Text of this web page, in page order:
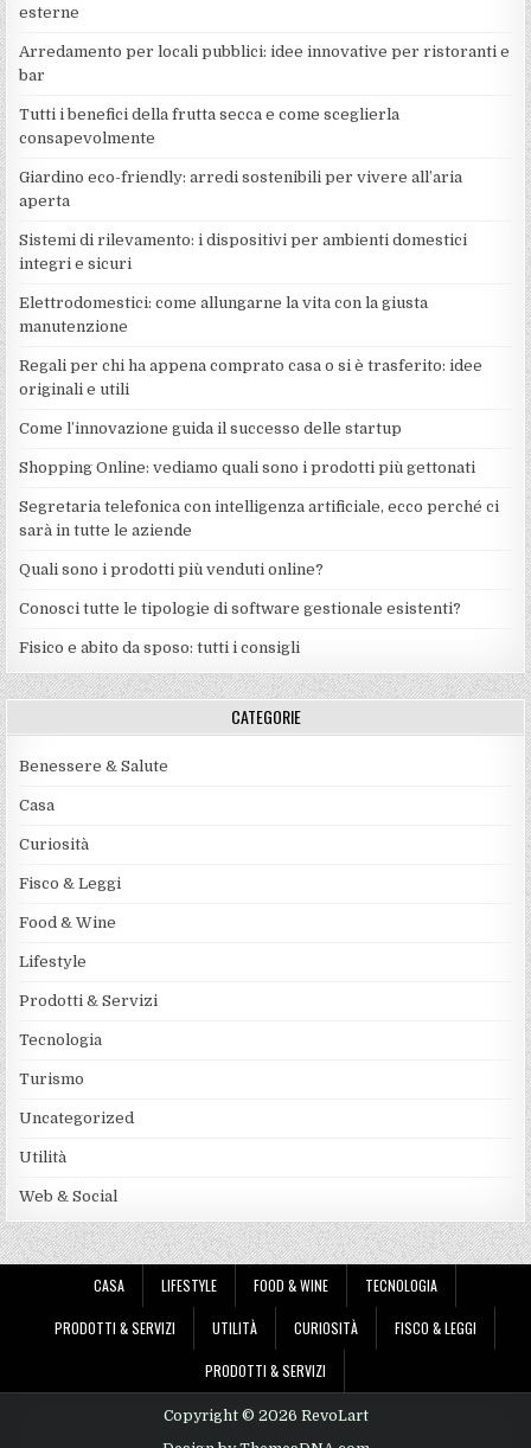
esterne
Arredamento per locali pubblici: idee innovative per ristoranti e
bar
Tutti i benefici della frutta secca e come sceglierla
consapevolmente
Giardino eco-friendly: arredi sostenibili per vivere all’aria
aperta
Sistemi di rilevamento: i dispositivi per ambienti domestici
integri e sicuri
Elettrodomestici: come allungarne la vita con la giusta
manutenzione
Regali per chi ha appena comprato casa o si è trasferito: idee
originali e utili
Come l’innovazione guida il successo delle startup
Shopping Online: vediamo quali sono i prodotti più gettonati
Segretaria telefonica con intelligenza artificiale, ecco perché ci
sarà in tutte le aziende
Quali sono i prodotti più venduti online?
Conosci tutte le tipologie di software gestionale esistenti?
Fisico e abito da sposo: tutti i consigli
CATEGORIE
Benessere & Salute
Casa
Curiosità
Fisco & Leggi
Food & Wine
Lifestyle
Prodotti & Servizi
Tecnologia
Turismo
Uncategorized
Utilità
Web & Social
CASA LIFESTYLE FOOD & WINE TECNOLOGIA
PRODOTTI & SERVIZI UTILITÀ CURIOSITÀ FISCO & LEGGI
PRODOTTI & SERVIZI
Copyright © 2026 RevoLart